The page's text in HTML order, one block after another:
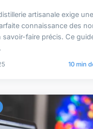
artisanale exige
connaissance des
savoir-faire précis. Ce
10 min